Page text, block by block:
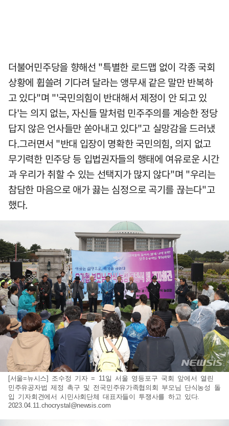
더불어민주당을 향해선 "특별한 로드맵 없이 각종 국회
상황에 휩쓸려 기다려 달라는 앵무새 같은 말만 반복하
고 있다"며 "'국민의힘이 반대해서 제정이 안 되고 있
다'는 의지 없는, 자신들 말처럼 민주주의를 계승한 정당
답지 않은 언사들만 쏟아내고 있다"고 실망감을 드러냈
다.그러면서 "반대 입장이 명확한 국민의힘, 의지 없고
무기력한 민주당 등 입법권자들의 행태에 여유로운 시간
과 우리가 취할 수 있는 선택지가 많지 않다"며 "우리는
참담한 마음으로 애가 끓는 심정으로 곡기를 끊는다"고
했다.
[서울=뉴시스] 조수정 기자 = 11일 서울 영등포구 국회 앞에서 열린
민주유공자법 제정 촉구 및 전국민주유가족협의회 부모님 단식농성 돌
입 기자회견에서 시민사회단체 대표자들이 투쟁사를 하고 있다.
2023.04.11.chocrystal@newsis.com